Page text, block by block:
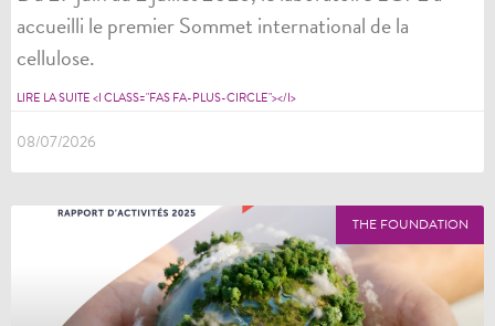
accueilli le premier Sommet international de la
cellulose.
LIRE LA SUITE <I CLASS="FAS FA-PLUS-CIRCLE"></I>
08/07/2026
THE FOUNDATION